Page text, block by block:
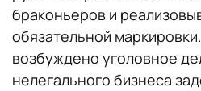
браконьеров и
обязательной
возбуждено уголовное
нелегального бизнеса